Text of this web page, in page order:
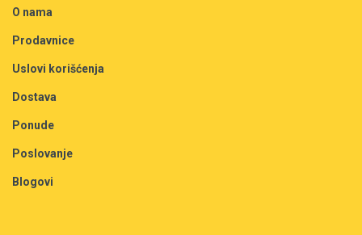
O nama
Prodavnice
Uslovi korišćenja
Dostava
Ponude
Poslovanje
Blogovi